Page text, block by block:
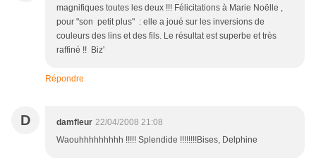
magnifiques toutes les deux !!! Félicitations à Marie Noëlle ,
pour "son petit plus" : elle a joué sur les inversions de
couleurs des lins et des fils. Le résultat est superbe et très
raffiné !! Biz'
Répondre
D damfleur 22/04/2008 21:08
Waouhhhhhhhhh !!!!! Splendide !!!!!!!!Bises, Delphine